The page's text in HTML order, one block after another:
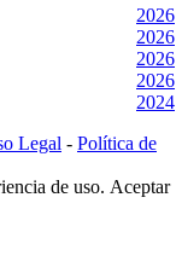
2026
2026
2026
2026
2024
Legal - Política de
de uso. Aceptar